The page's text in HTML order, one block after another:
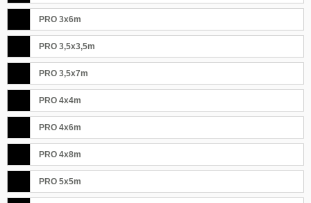
PRO 3x6m
PRO 3,5x3,5m
PRO 3,5x7m
PRO 4x4m
PRO 4x6m
PRO 4x8m
PRO 5x5m